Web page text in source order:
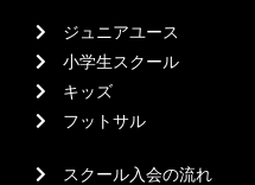
ジュニアユース
小学生スクール
キッズ
フットサル
スクール入会の流れ